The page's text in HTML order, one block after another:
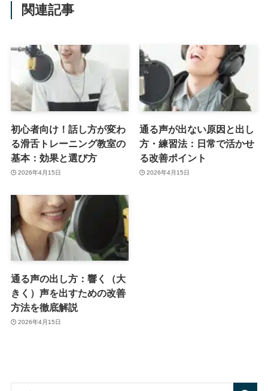
関連記事
初心者向け！話し方が変わ
る滑舌トレーニング教室の
基本：効果と選び方
2026年4月15日
通る声が出ない原因と出し
方・練習法：日常で活かせ
る改善ポイント
2026年4月15日
通る声の出し方：響く（大
きく）声を出すための改善
方法を徹底解説
2026年4月15日